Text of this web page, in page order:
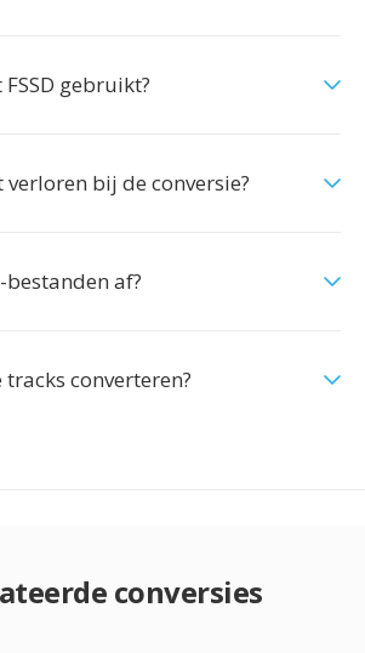
gebruikt?
bij de conversie?
bestanden af?
converteren?
conversies